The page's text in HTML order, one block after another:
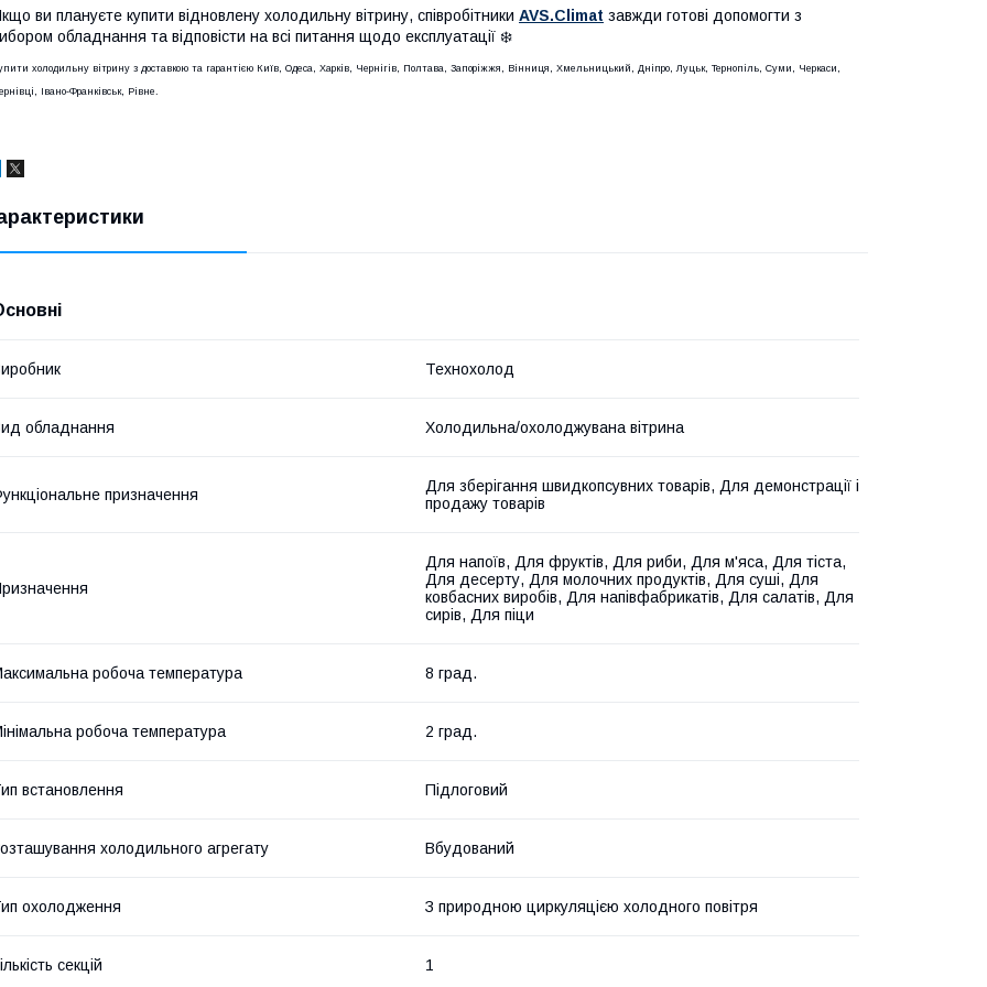
ви плануєте купити відновлену холодильну вітрину, співробітники AVS.Climat завжди готові допомогти з
обладнання та відповісти на всі питання щодо експлуатації ❄️
холодильну вітрину з доставкою та гарантією Київ, Одеса, Харків, Чернігів, Полтава, Запоріжжя, Вінниця, Хмельницький, Дніпро, Луцьк, Тернопіль, Суми, Черкаси,
Івано-Франківськ, Рівне.
Технохолод
обладнання Холодильна/охолоджувана вітрина
призначення
Для зберігання швидкопсувних товарів, Для демонстрації і
продажу товарів
Для напоїв, Для фруктів, Для риби, Для м'яса, Для тіста,
Для десерту, Для молочних продуктів, Для суші, Для
ковбасних виробів, Для напівфабрикатів, Для салатів, Для
сирів, Для піци
робоча температура 8 град.
робоча температура 2 град.
встановлення Підлоговий
холодильного агрегату Вбудований
охолодження З природною циркуляцією холодного повітря
секцій 1